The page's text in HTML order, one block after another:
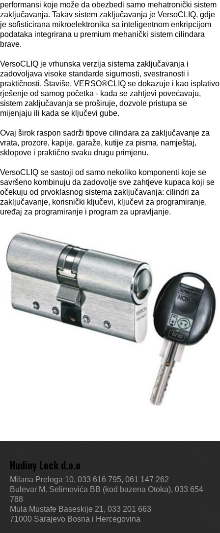
performansi koje može da obezbedi samo mehatronički sistem
zaključavanja. Takav sistem zaključavanja je VersoCLIQ, gdje
je sofisticirana mikroelektronika sa inteligentnom enkripcijom
podataka integrirana u premium mehanički sistem cilindara
brave.
VersoCLIQ je vrhunska verzija sistema zaključavanja i
zadovoljava visoke standarde sigurnosti, svestranosti i
praktičnosti. Štaviše, VERSO®CLIQ se dokazuje i kao isplativo
rješenje od samog početka - kada se zahtjevi povećavaju,
sistem zaključavanja se proširuje, dozvole pristupa se
mijenjaju ili kada se ključevi gube.
Ovaj širok raspon sadrži tipove cilindara za zaključavanje za
vrata, prozore, kapije, garaže, kutije za pisma, namještaj,
sklopove i praktično svaku drugu primjenu.
VersoCLIQ se sastoji od samo nekoliko komponenti koje se
savršeno kombinuju da zadovolje sve zahtjeve kupaca koji se
očekuju od prvoklasnog sistema zaključavanja: cilindri za
zaključavanje, korisnički ključevi, ključevi za programiranje,
uređaj za programiranje i program za upravljanje.
Hudiny Lock d.o.o
Milana Preloga 10, 033 616 795, 061 147 262
Bulevar M. Selimovića BB (kod bazena Otoka), 033 654
788
Mula Mustafe Baseskije 21, 033 201 663
71000 Sarajevo Bosna i Hercegovina